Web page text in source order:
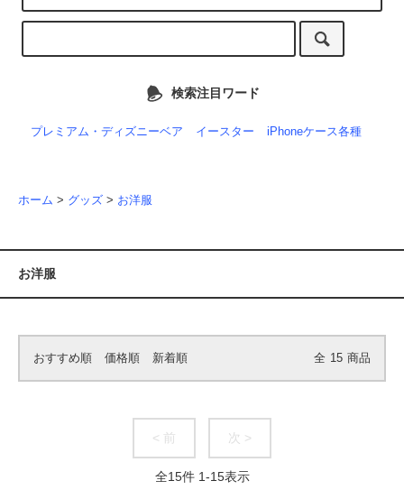
検索注目ワード
プレミアム・ディズニーベア イースター iPhoneケース各種
ホーム > グッズ > お洋服
お洋服
おすすめ順 価格順 新着順 全 15 商品
< 前 次 >
全15件 1-15表示